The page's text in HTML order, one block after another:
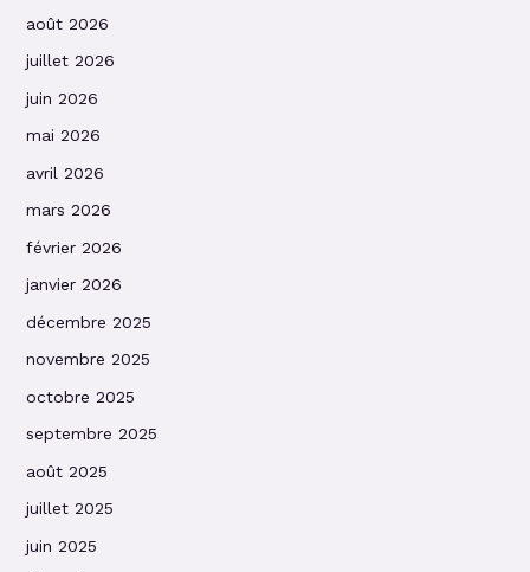
août 2026
juillet 2026
juin 2026
mai 2026
avril 2026
mars 2026
février 2026
janvier 2026
décembre 2025
novembre 2025
octobre 2025
septembre 2025
août 2025
juillet 2025
juin 2025